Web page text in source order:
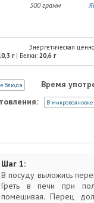
500 грамм
Энергетическая
г| Белки: 20,6 г
блюда
Время
В микроволновке
Шаг 1:
В посуду выложись
Греть в печи при
помешивая. Перец